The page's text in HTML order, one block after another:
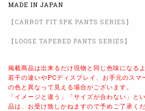
MADE IN JAPAN
【CARROT FIT 5PK PANTS SERIES】
【LOOSE TAPERED PANTS SERIES】
掲載商品は出来るだけ現物と同じ色味になる
若干の違いやPCディスプレイ、 お手元のスマ
の色と異なって見える場合がございます。
「イメージと違う」「サイズが合わない」と
品は、 お受け致しかねますので予めご了承くだ